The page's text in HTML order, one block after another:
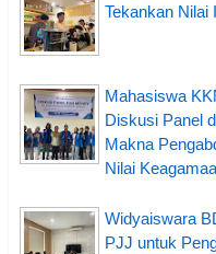
Tekankan Nilai
Mahasiswa
Diskusi Panel
Makna
Nilai
Widyaiswara
PJJ untuk